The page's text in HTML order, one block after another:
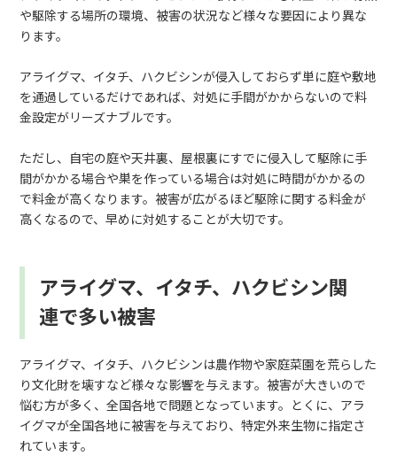
や駆除する場所の環境、被害の状況など様々な要因により異な
ります。
アライグマ、イタチ、ハクビシンが侵入しておらず単に庭や敷地
を通過しているだけであれば、対処に手間がかからないので料
金設定がリーズナブルです。
ただし、自宅の庭や天井裏、屋根裏にすでに侵入して駆除に手
間がかかる場合や巣を作っている場合は対処に時間がかかるの
で料金が高くなります。被害が広がるほど駆除に関する料金が
高くなるので、早めに対処することが大切です。
アライグマ、イタチ、ハクビシン関
連で多い被害
アライグマ、イタチ、ハクビシンは農作物や家庭菜園を荒らした
り文化財を壊すなど様々な影響を与えます。被害が大きいので
悩む方が多く、全国各地で問題となっています。とくに、アラ
イグマが全国各地に被害を与えており、特定外来生物に指定さ
れています。